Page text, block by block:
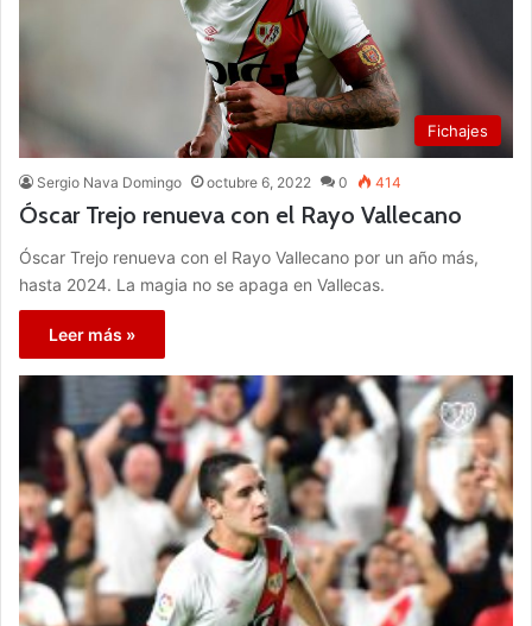
Fichajes
Sergio Nava Domingo octubre 6, 2022 0 414
Óscar Trejo renueva con el Rayo Vallecano
Óscar Trejo renueva con el Rayo Vallecano por un año más,
hasta 2024. La magia no se apaga en Vallecas.
Leer más »